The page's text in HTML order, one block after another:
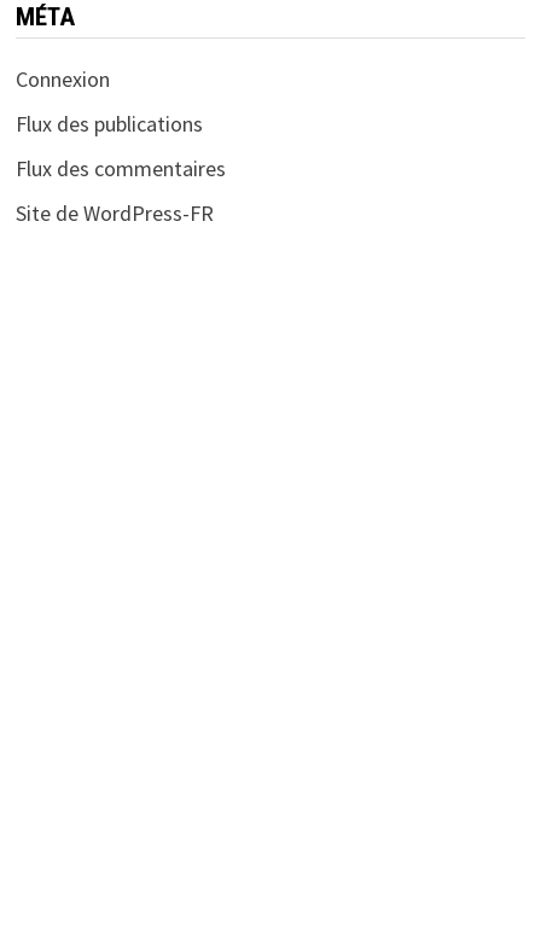
MÉTA
Connexion
Flux des publications
Flux des commentaires
Site de WordPress-FR